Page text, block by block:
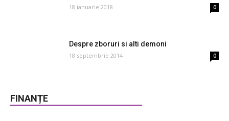
18 ianuarie 2018 0
Despre zboruri si alti demoni
18 septembrie 2014 0
FINANȚE